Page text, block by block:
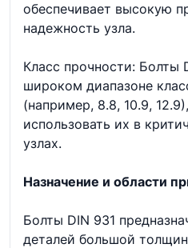
обеспечивает высокую
надежность узла.
Класс прочности: Болты
широком диапазоне
(например, 8.8, 10.9,
использовать их в
узлах.
Назначение и области
Болты DIN 931
деталей большой